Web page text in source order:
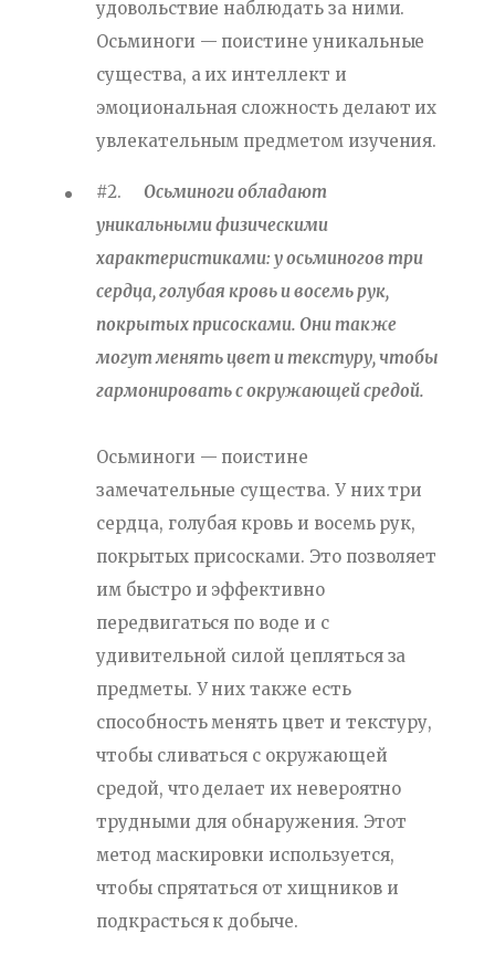
удовольствие наблюдать за ними.
Осьминоги — поистине уникальные
существа, а их интеллект и
эмоциональная сложность делают их
увлекательным предметом изучения.
#2. Осьминоги обладают
уникальными физическими
характеристиками: у осьминогов три
сердца, голубая кровь и восемь рук,
покрытых присосками. Они также
могут менять цвет и текстуру, чтобы
гармонировать с окружающей средой.
Осьминоги — поистине
замечательные существа. У них три
сердца, голубая кровь и восемь рук,
покрытых присосками. Это позволяет
им быстро и эффективно
передвигаться по воде и с
удивительной силой цепляться за
предметы. У них также есть
способность менять цвет и текстуру,
чтобы сливаться с окружающей
средой, что делает их невероятно
трудными для обнаружения. Этот
метод маскировки используется,
чтобы спрятаться от хищников и
подкрасться к добыче.